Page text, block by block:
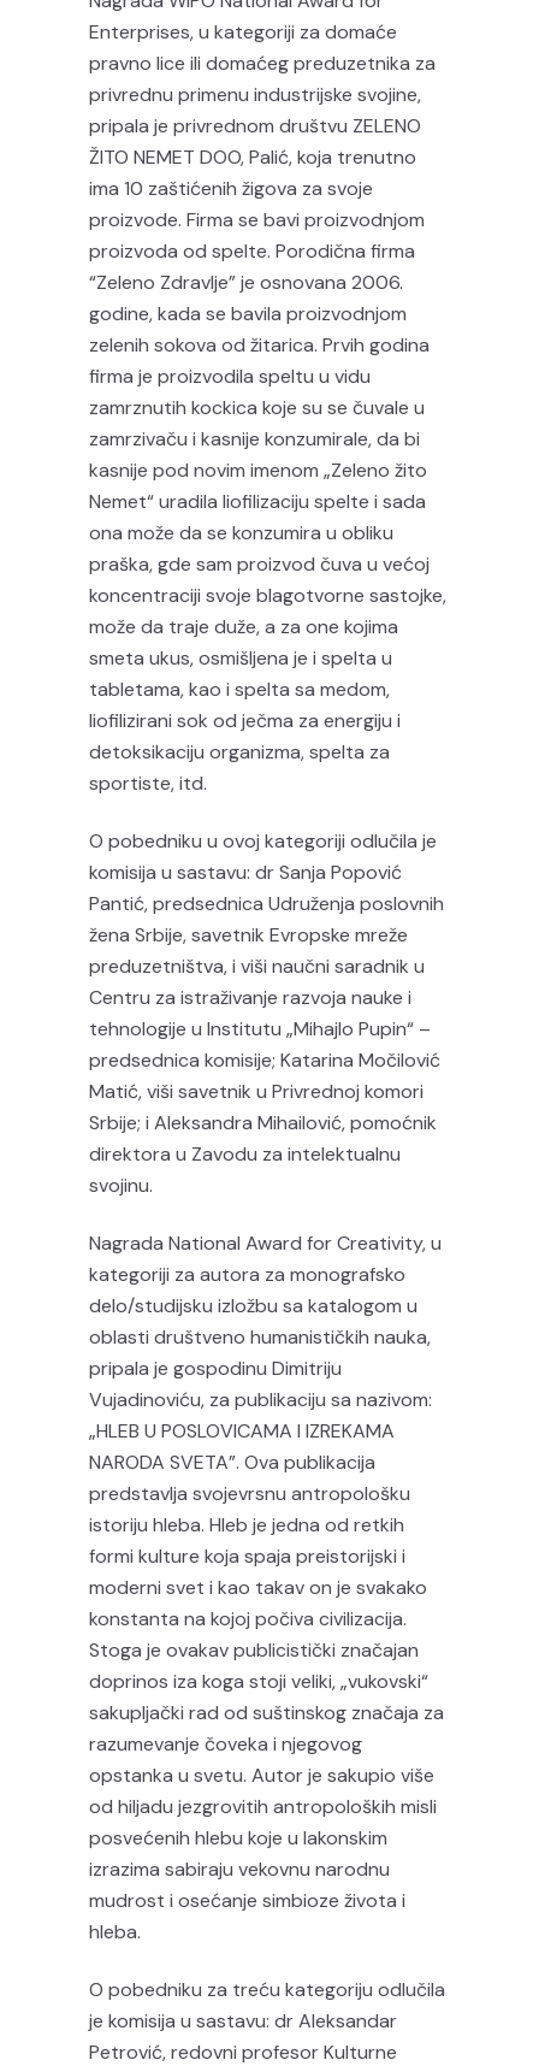
Enterprises, u kategoriji za domaće
pravno lice ili domaćeg preduzetnika za
privrednu primenu industrijske svojine,
pripala je privrednom društvu ZELENO
ŽITO NEMET DOO, Palić, koja trenutno
ima 10 zaštićenih žigova za svoje
proizvode. Firma se bavi proizvodnjom
proizvoda od spelte. Porodična firma
“Zeleno Zdravlje” je osnovana 2006.
godine, kada se bavila proizvodnjom
zelenih sokova od žitarica. Prvih godina
firma je proizvodila speltu u vidu
zamrznutih kockica koje su se čuvale u
zamrzivaču i kasnije konzumirale, da bi
kasnije pod novim imenom „Zeleno žito
Nemet“ uradila liofilizaciju spelte i sada
ona može da se konzumira u obliku
praška, gde sam proizvod čuva u većoj
koncentraciji svoje blagotvorne sastojke,
može da traje duže, a za one kojima
smeta ukus, osmišljena je i spelta u
tabletama, kao i spelta sa medom,
liofilizirani sok od ječma za energiju i
detoksikaciju organizma, spelta za
sportiste, itd.
O pobedniku u ovoj kategoriji odlučila je
komisija u sastavu: dr Sanja Popović
Pantić, predsednica Udruženja poslovnih
žena Srbije, savetnik Evropske mreže
preduzetništva, i viši naučni saradnik u
Centru za istraživanje razvoja nauke i
tehnologije u Institutu „Mihajlo Pupin“ –
predsednica komisije; Katarina Močilović
Matić, viši savetnik u Privrednoj komori
Srbije; i Aleksandra Mihailović, pomoćnik
direktora u Zavodu za intelektualnu
svojinu.
Nagrada National Award for Creativity, u
kategoriji za autora za monografsko
delo/studijsku izložbu sa katalogom u
oblasti društveno humanističkih nauka,
pripala je gospodinu Dimitriju
Vujadinoviću, za publikaciju sa nazivom:
„HLEB U POSLOVICAMA I IZREKAMA
NARODA SVETA”. Ova publikacija
predstavlja svojevrsnu antropološku
istoriju hleba. Hleb je jedna od retkih
formi kulture koja spaja preistorijski i
moderni svet i kao takav on je svakako
konstanta na kojoj počiva civilizacija.
Stoga je ovakav publicistički značajan
doprinos iza koga stoji veliki, „vukovski“
sakupljački rad od suštinskog značaja za
razumevanje čoveka i njegovog
opstanka u svetu. Autor je sakupio više
od hiljadu jezgrovitih antropoloških misli
posvećenih hlebu koje u lakonskim
izrazima sabiraju vekovnu narodnu
mudrost i osećanje simbioze života i
hleba.
O pobedniku za treću kategoriju odlučila
je komisija u sastavu: dr Aleksandar
Petrović, redovni profesor Kulturne